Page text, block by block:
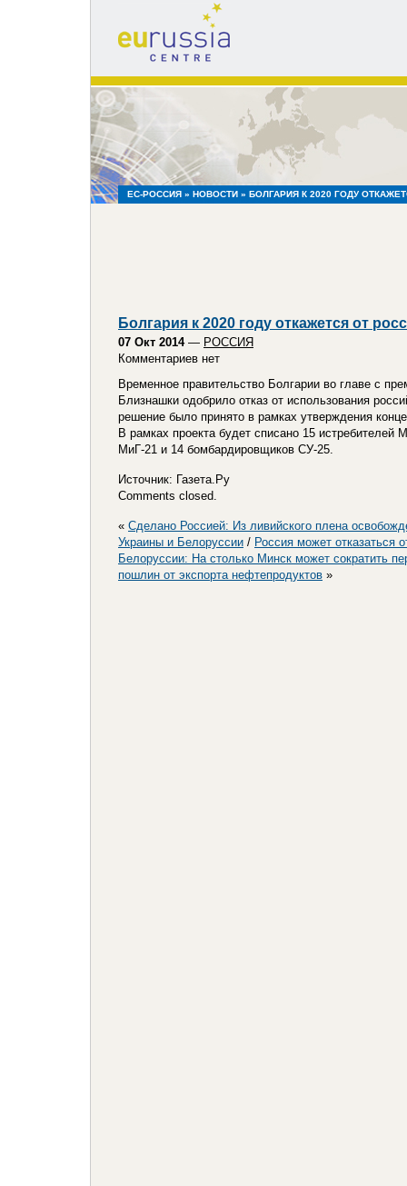
eurussia
centre
ЕС-РОССИЯ » НОВОСТИ » БОЛГАРИЯ К 2020 ГОДУ
Болгария к 2020 году откажется от
07 Окт 2014— РОССИЯ
Комментариев нет
Временное правительство Болгарии во главе с
Близнашки одобрило отказ от использования
решение было принято в рамках утверждения
В рамках проекта будет списано 15 истребителей
МиГ-21 и 14 бомбардировщиков СУ-25.
Источник: Газета.Ру
Comments closed.
« Сделано Россией: Из ливийского плена
Украины и Белоруссии / Россия может отказаться
Белоруссии: На столько Минск может сократить
пошлин от экспорта нефтепродуктов »